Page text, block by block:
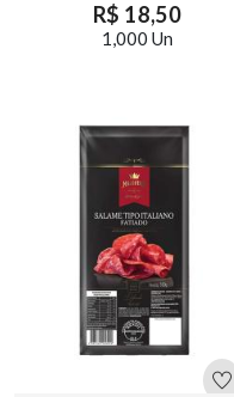
R$ 18,50
1,000 Un